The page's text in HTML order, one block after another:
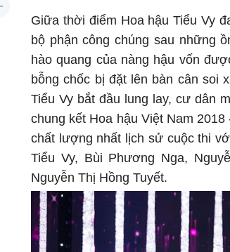
Giữa thời điểm Hoa hậu Tiểu Vy
bộ phận công chúng sau những
hào quang của nàng hậu vốn
bỗng chốc bị đặt lên bàn cân soi
Tiểu Vy bắt đầu lung lay, cư dân
chung kết Hoa hậu Việt Nam
chất lượng nhất lịch sử cuộc thi
Tiểu Vy, Bùi Phương Nga,
Nguyễn Thị Hồng Tuyết.